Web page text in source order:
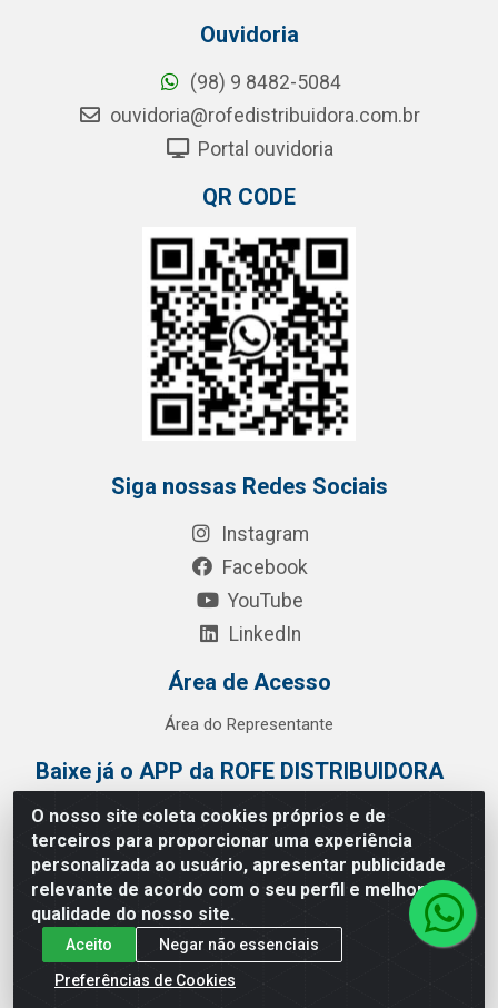
O nosso site coleta cookies próprios e de
terceiros para proporcionar uma experiência
personalizada ao usuário, apresentar publicidade
relevante de acordo com o seu perfil e melhorar a
qualidade do nosso site.
Aceito
Negar não essenciais
Preferências de Cookies
Ouvidoria
(98) 9 8482-5084
ouvidoria@rofedistribuidora.com.br
Portal ouvidoria
QR CODE
Siga nossas Redes Sociais
Instagram
Facebook
YouTube
LinkedIn
Área de Acesso
Área do Representante
Baixe já o APP da ROFE DISTRIBUIDORA